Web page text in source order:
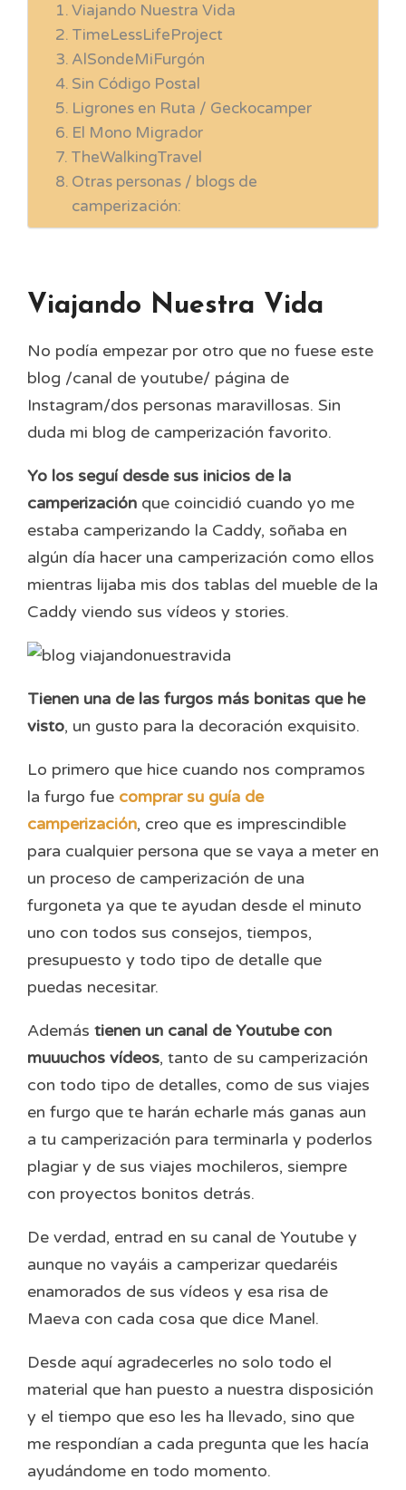
Viajando Nuestra Vida
TimeLessLifeProject
AlSondeMiFurgón
Sin Código Postal
Ligrones en Ruta / Geckocamper
El Mono Migrador
TheWalkingTravel
Otras personas / blogs de
camperización:
Viajando Nuestra Vida
No podía empezar por otro que no fuese este
blog /canal de youtube/ página de
Instagram/dos personas maravillosas. Sin
duda mi blog de camperización favorito.
Yo los seguí desde sus inicios de la
camperización que coincidió cuando yo me
estaba camperizando la Caddy, soñaba en
algún día hacer una camperización como ellos
mientras lijaba mis dos tablas del mueble de la
Caddy viendo sus vídeos y stories.
Tienen una de las furgos más bonitas que he
visto, un gusto para la decoración exquisito.
Lo primero que hice cuando nos compramos
la furgo fue comprar su guía de
camperización, creo que es imprescindible
para cualquier persona que se vaya a meter en
un proceso de camperización de una
furgoneta ya que te ayudan desde el minuto
uno con todos sus consejos, tiempos,
presupuesto y todo tipo de detalle que
puedas necesitar.
Además tienen un canal de Youtube con
muuuchos vídeos, tanto de su camperización
con todo tipo de detalles, como de sus viajes
en furgo que te harán echarle más ganas aun
a tu camperización para terminarla y poderlos
plagiar y de sus viajes mochileros, siempre
con proyectos bonitos detrás.
De verdad, entrad en su canal de Youtube y
aunque no vayáis a camperizar quedaréis
enamorados de sus vídeos y esa risa de
Maeva con cada cosa que dice Manel.
Desde aquí agradecerles no solo todo el
material que han puesto a nuestra disposición
y el tiempo que eso les ha llevado, sino que
me respondían a cada pregunta que les hacía
ayudándome en todo momento.